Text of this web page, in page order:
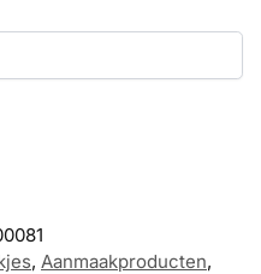
, Aanmaakproducten,